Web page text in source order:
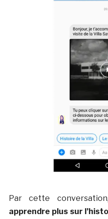
Par cette
apprendre plus sur